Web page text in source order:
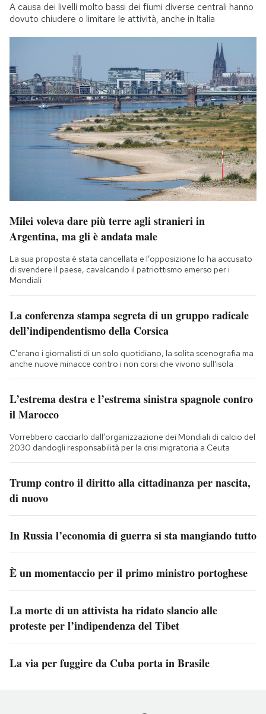
A causa dei livelli molto bassi dei fiumi diverse centrali hanno
dovuto chiudere o limitare le attività, anche in Italia
Milei voleva dare più terre agli stranieri in
Argentina, ma gli è andata male
La sua proposta è stata cancellata e l’opposizione lo ha accusato
di svendere il paese, cavalcando il patriottismo emerso per i
Mondiali
La conferenza stampa segreta di un gruppo radicale
dell’indipendentismo della Corsica
C'erano i giornalisti di un solo quotidiano, la solita scenografia ma
anche nuove minacce contro i non corsi che vivono sull'isola
L’estrema destra e l’estrema sinistra spagnole contro
il Marocco
Vorrebbero cacciarlo dall’organizzazione dei Mondiali di calcio del
2030 dandogli responsabilità per la crisi migratoria a Ceuta
Trump contro il diritto alla cittadinanza per nascita,
di nuovo
In Russia l’economia di guerra si sta mangiando tutto
È un momentaccio per il primo ministro portoghese
La morte di un attivista ha ridato slancio alle
proteste per l’indipendenza del Tibet
La via per fuggire da Cuba porta in Brasile